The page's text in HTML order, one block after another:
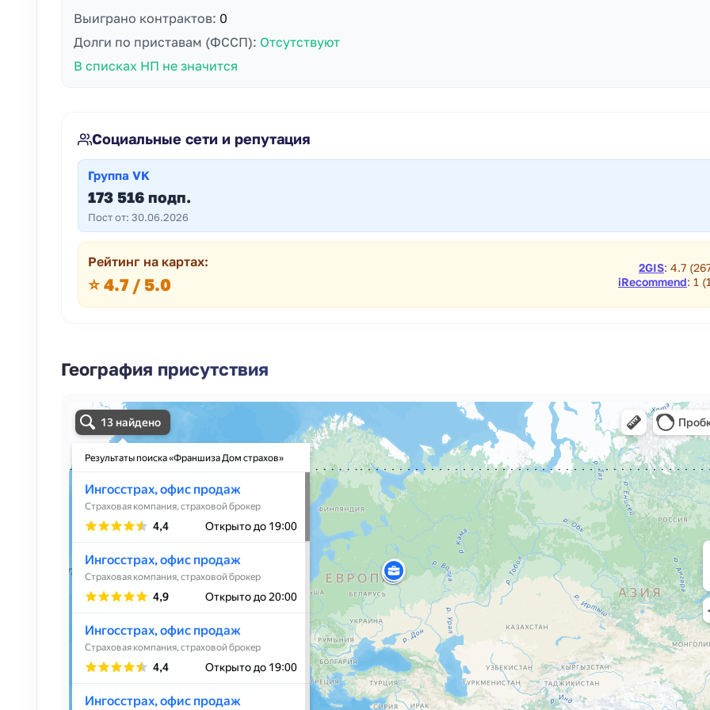
Выиграно контрактов: 0
Долги по приставам (ФССП): Отсутствуют
В списках НП не значится
Социальные сети и репутация
Группа VK
173 516 подп.
Пост от: 30.06.2026
Рейтинг на картах:
⭐ 4.7 / 5.0
2GIS: 4.7
iRecommend: 1
География присутствия